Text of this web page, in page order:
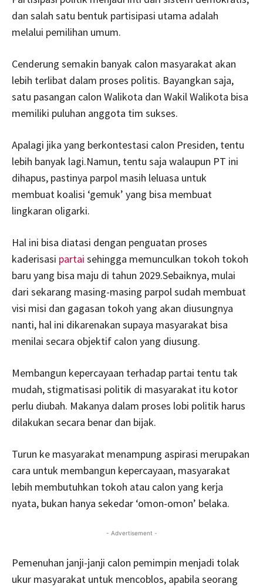
dan salah satu bentuk partisipasi utama adalah
melalui pemilihan umum.
Cenderung semakin banyak calon masyarakat akan
lebih terlibat dalam proses politis. Bayangkan saja,
satu pasangan calon Walikota dan Wakil Walikota bisa
memiliki puluhan anggota tim sukses.
Apalagi jika yang berkontestasi calon Presiden, tentu
lebih banyak lagi.Namun, tentu saja walaupun PT ini
dihapus, pastinya parpol masih leluasa untuk
membuat koalisi ‘gemuk’ yang bisa membuat
lingkaran oligarki.
Hal ini bisa diatasi dengan penguatan proses
kaderisasi partai sehingga memunculkan tokoh tokoh
baru yang bisa maju di tahun 2029.Sebaiknya, mulai
dari sekarang masing-masing parpol sudah membuat
visi misi dan gagasan tokoh yang akan diusungnya
nanti, hal ini dikarenakan supaya masyarakat bisa
menilai secara objektif calon yang diusung.
Membangun kepercayaan terhadap partai tentu tak
mudah, stigmatisasi politik di masyarakat itu kotor
perlu diubah. Makanya dalam proses lobi politik harus
dilakukan secara benar dan bijak.
Turun ke masyarakat menampung aspirasi merupakan
cara untuk membangun kepercayaan, masyarakat
lebih membutuhkan tokoh atau calon yang kerja
nyata, bukan hanya sekedar ‘omon-omon’ belaka.
- Advertisement -
Pemenuhan janji-janji calon pemimpin menjadi tolak
ukur masyarakat untuk mencoblos, apabila seorang